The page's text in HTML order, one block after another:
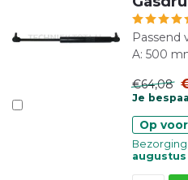
Passend
A: 500
€64,08
Je
Op
Bezorging
augustus